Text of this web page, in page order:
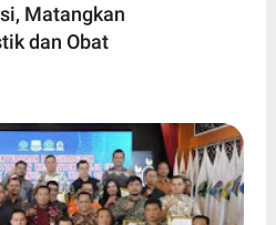
Matangkan
dan Obat